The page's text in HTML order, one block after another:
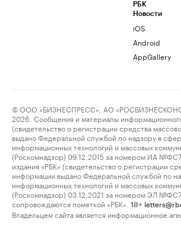
РБК
Новости
iOS
Android
AppGallery
© ООО «БИЗНЕСПРЕСС», АО
2026. Сообщения и материалы информационного
(свидетельство о регистрации средства
выдано Федеральной службой по надзору в
информационных технологий и массовых
(Роскомнадзор) 09.12.2015 за номером ИА
издания «РБК» (свидетельство о регистрации
информации выдано Федеральной службой по
информационных технологий и массовых
(Роскомнадзор) 03.12.2021 за номером ЭЛ
сопровождаются пометкой «РБК».
18+
Владельцем сайта является информационное